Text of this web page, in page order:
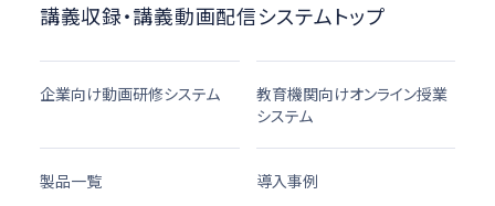
講義収録・講義動画配信システムトップ
企業向け動画研修システム
教育機関向けオンライン授業
システム
製品一覧 導入事例